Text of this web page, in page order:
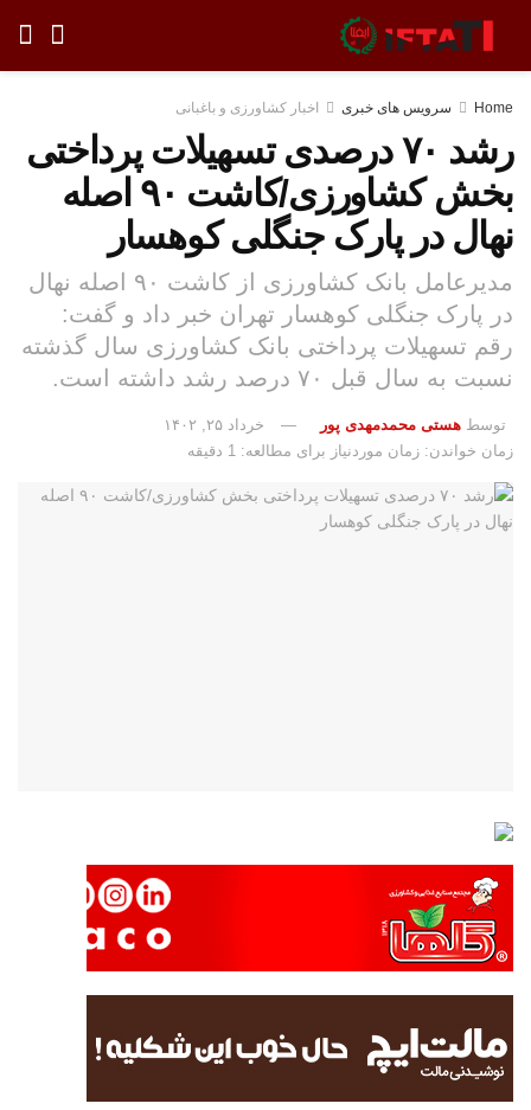
Home سرویس های خبری اخبار کشاورزی و باغبانی
رشد ۷۰ درصدی تسهیلات پرداختی
بخش کشاورزی/کاشت ۹۰ اصله
نهال در پارک جنگلی کوهسار
مدیرعامل بانک کشاورزی از کاشت ۹۰ اصله نهال
در پارک جنگلی کوهسار تهران خبر داد و گفت:
رقم تسهیلات پرداختی بانک کشاورزی سال گذشته
نسبت به سال قبل ۷۰ درصد رشد داشته است.
توسط هستی محمدمهدی پور
خرداد ۲۵, ۱۴۰۲
زمان خواندن: زمان موردنیاز برای مطالعه: 1 دقیقه